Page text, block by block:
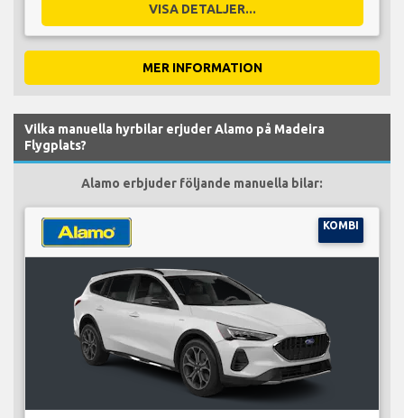
VISA DETALJER...
MER INFORMATION
Vilka manuella hyrbilar erjuder Alamo på Madeira
Flygplats?
Alamo erbjuder följande manuella bilar:
KOMBI